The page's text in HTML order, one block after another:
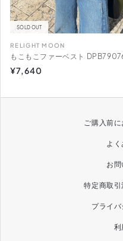
SOLD OUT
販
売
RELIGHT MOON
もこもこファーベスト
通
価
¥7,640
ご購入前
よく
お
特定商取
プライ
利